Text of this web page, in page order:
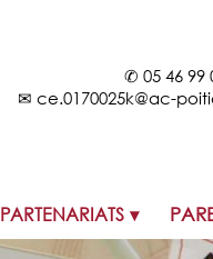
✆ 05 46 99
✉ ce.0170025k@ac-
PARTENARIATS